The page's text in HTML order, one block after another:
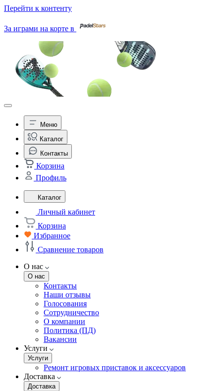
Перейти к контенту
За играми на корте в
Меню
Каталог
Контакты
Корзина
Профиль
Каталог
Личный кабинет
Корзина
Избранное
Сравнение товаров
О нас
О нас
Контакты
Наши отзывы
Голосования
Сотрудничество
О компании
Политика (ПД)
Вакансии
Услуги
Услуги
Ремонт игровых приставок и аксессуаров
Доставка
Доставка